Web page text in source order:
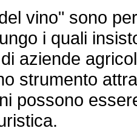
vino" sono
i quali
aziende
strumento
possono